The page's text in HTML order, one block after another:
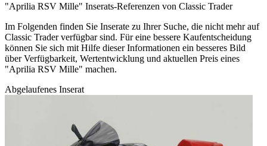
"Aprilia RSV Mille" Inserats-Referenzen von Classic Trader
Im Folgenden finden Sie Inserate zu Ihrer Suche, die nicht mehr auf
Classic Trader verfügbar sind. Für eine bessere Kaufentscheidung
können Sie sich mit Hilfe dieser Informationen ein besseres Bild
über Verfügbarkeit, Wertentwicklung und aktuellen Preis eines
"Aprilia RSV Mille" machen.
Abgelaufenes Inserat